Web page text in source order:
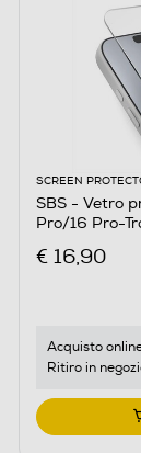
SCREEN
SBS - Vetro
Pro/16 Pro-
€ 16,90
Acquisto
Ritiro in